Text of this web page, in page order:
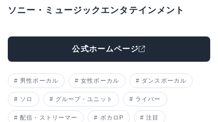
ソニー・ミュージックエンタテインメント
公式ホームページ
男性ボーカル 女性ボーカル ダンスボーカル
ソロ グループ・ユニット ライバー
配信・ストリーマー ボカロP 注目